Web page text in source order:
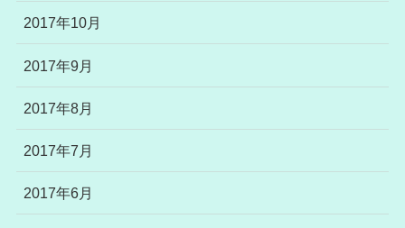
2017年10月
2017年9月
2017年8月
2017年7月
2017年6月